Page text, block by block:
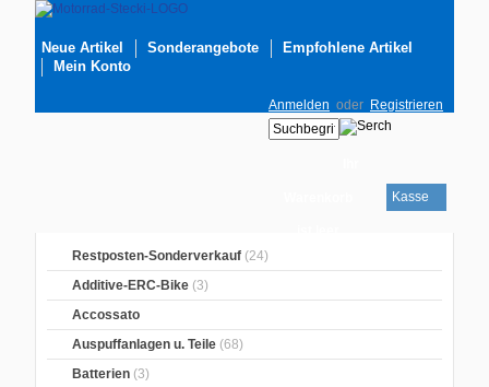
Neue Artikel Sonderangebote
Empfohlene Artikel
Mein Konto
Anmelden oder Registrieren
Kasse
Restposten-Sonderverkauf (24)
Additive-ERC-Bike (3)
Accossato
Auspuffanlagen u. Teile (68)
Batterien (3)